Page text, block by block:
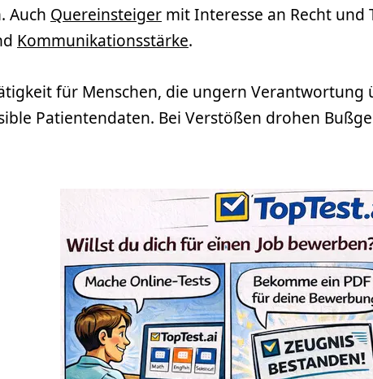
Auch Quereinsteiger mit Interesse an Recht und
Kommunikationsstärke.
für Menschen, die ungern
Patientendaten. Bei Verstößen drohen